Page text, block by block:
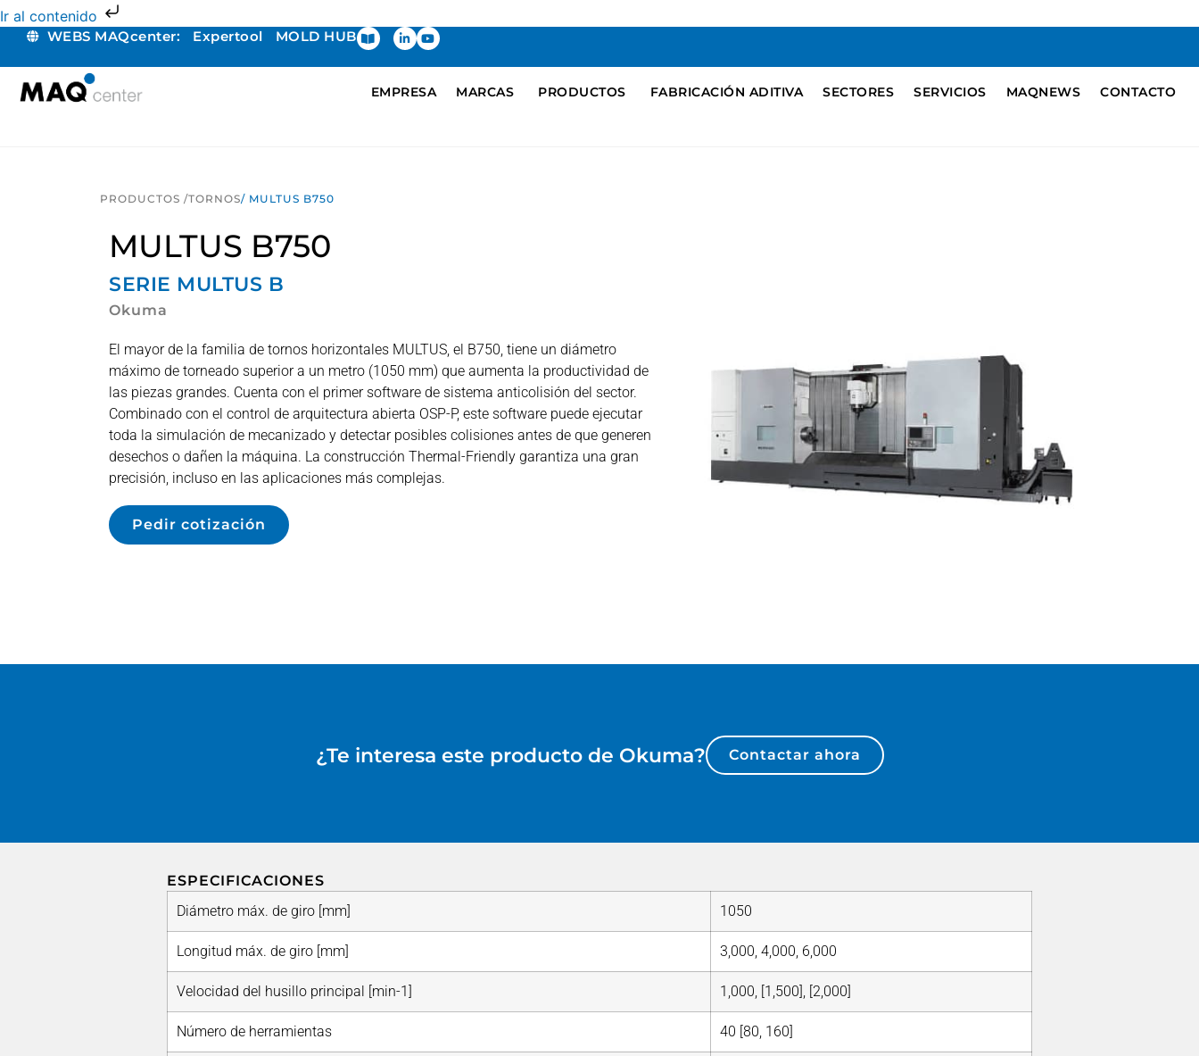
Ir al contenido
WEBS MAQcenter: Expertool MOLD HUB
EMPRESA MARCAS PRODUCTOS FABRICACIÓN ADITIVA SECTORES SERVICIOS MAQNEWS CONTACTO
PRODUCTOS /TORNOS/ MULTUS B750
MULTUS B750
SERIE MULTUS B
Okuma
El mayor de la familia de tornos horizontales MULTUS, el B750, tiene un diámetro
máximo de torneado superior a un metro (1050 mm) que aumenta la productividad de
las piezas grandes. Cuenta con el primer software de sistema anticolisión del sector.
Combinado con el control de arquitectura abierta OSP-P, este software puede ejecutar
toda la simulación de mecanizado y detectar posibles colisiones antes de que generen
desechos o dañen la máquina. La construcción Thermal-Friendly garantiza una gran
precisión, incluso en las aplicaciones más complejas.
Pedir cotización
¿Te interesa este producto de Okuma? Contactar ahora
ESPECIFICACIONES
Diámetro máx. de giro [mm]
1050
Longitud máx. de giro [mm] 3,000, 4,000, 6,000
Velocidad del husillo principal [min-1] 1,000, [1,500], [2,000]
Número de herramientas 40 [80, 160]